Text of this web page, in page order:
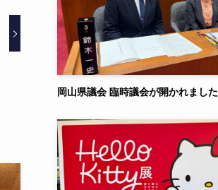
岡山県議会 臨時議会が開かれました